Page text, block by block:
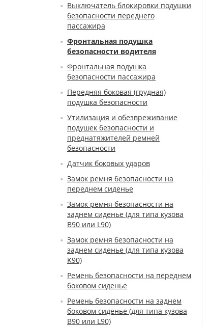
Выключатель блокировки подушки
безопасности переднего
пассажира
Фронтальная подушка
безопасности водителя
Фронтальная подушка
безопасности пассажира
Передняя боковая (грудная)
подушка безопасности
Утилизация и обезвреживание
подушек безопасности и
преднатяжителей ремней
безопасности
Датчик боковых ударов
Замок ремня безопасности на
переднем сиденье
Замок ремня безопасности на
заднем сиденье (для типа кузова
B90 или L90)
Замок ремня безопасности на
заднем сиденье (для типа кузова
K90)
Ремень безопасности на переднем
боковом сиденье
Ремень безопасности на заднем
боковом сиденье (для типа кузова
B90 или L90)